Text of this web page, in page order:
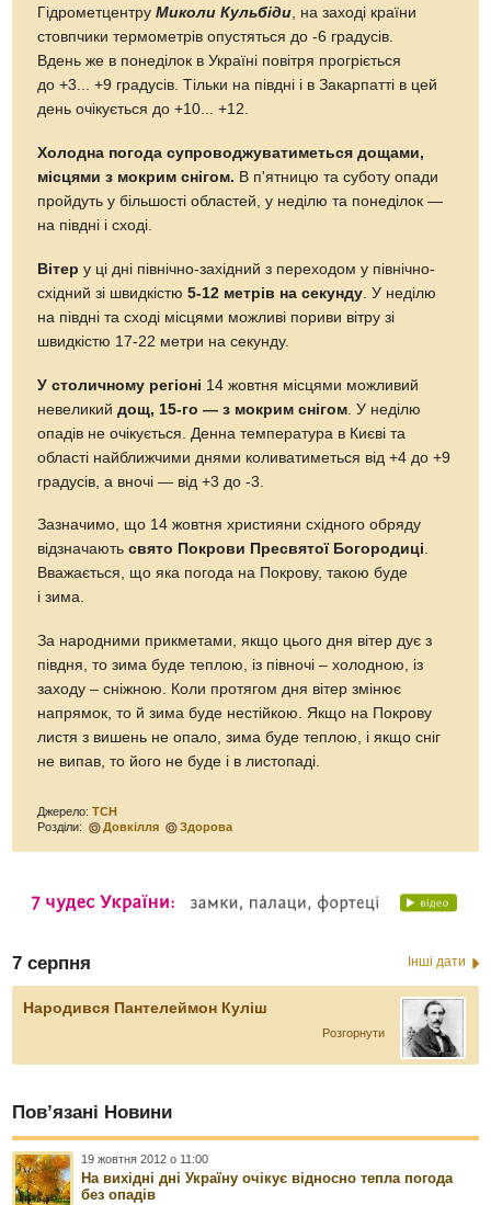
ГідрометцентруМиколи Кульбіди , на заході країни
стовпчики термометрів опустяться до -6 градусів.
Вдень же в понеділок в Україні повітря прогріється
до +3... +9 градусів. Тільки на півдні і в Закарпатті в цей
день очікується до +10... +12.
Холодна погода супроводжуватиметься дощами,
місцями з мокрим снігом. В п'ятницю та суботу опади
пройдуть у більшості областей, у неділю та понеділок —
на півдні і сході.
Вітер у ці дні північно-західний з переходом у північно-
східний зі швидкістю5-12 метрів на секунду . У неділю
на півдні та сході місцями можливі пориви вітру зі
швидкістю 17-22 метри на секунду.
У столичному регіоні 14 жовтня місцями можливий
невеликийдощ, 15-го — з мокрим снігом . У неділю
опадів не очікується. Денна температура в Києві та
області найближчими днями коливатиметься від +4 до +9
градусів, а вночі — від +3 до -3.
Зазначимо, що 14 жовтня християни східного обряду
відзначаютьсвято Покрови Пресвятої Богородиці.
Вважається, що яка погода на Покрову, такою буде
і зима.
За народними прикметами, якщо цього дня вітер дує з
півдня, то зима буде теплою, із півночі – холодною, із
заходу – сніжною. Коли протягом дня вітер змінює
напрямок, то й зима буде нестійкою. Якщо на Покрову
листя з вишень не опало, зима буде теплою, і якщо сніг
не випав, то його не буде і в листопаді.
Джерело:ТСН
Розділи:
Довкілля Здорова
7 серпня Інші дати
Народився Пантелеймон Куліш
Розгорнути
Пов’язані Новини
19 жовтня 2012 о 11:00
На вихідні дні Україну очікує відносно тепла погода
без опадів